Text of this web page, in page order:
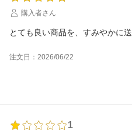
購入者さん
とても良い商品を、すみやかに
注文日：2026/06/22
1